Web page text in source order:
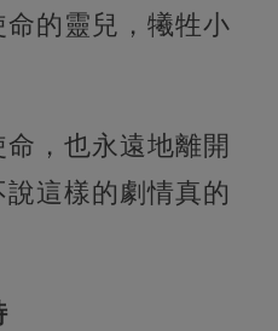
的靈兒，犧牲小
，也永遠地離開
這樣的劇情真的